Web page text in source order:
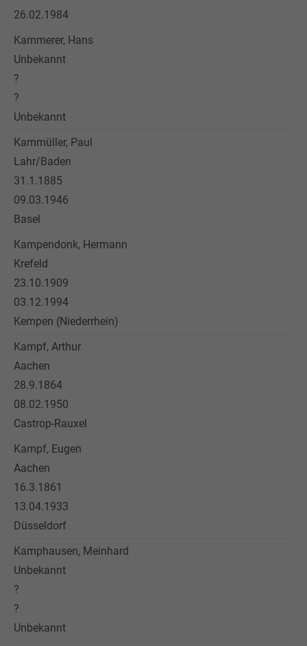
26.02.1984
Kammerer, Hans
Unbekannt
?
?
Unbekannt
Kammüller, Paul
Lahr/Baden
31.1.1885
09.03.1946
Basel
Kampendonk, Hermann
Krefeld
23.10.1909
03.12.1994
Kempen (Niederrhein)
Kampf, Arthur
Aachen
28.9.1864
08.02.1950
Castrop-Rauxel
Kampf, Eugen
Aachen
16.3.1861
13.04.1933
Düsseldorf
Kamphausen, Meinhard
Unbekannt
?
?
Unbekannt